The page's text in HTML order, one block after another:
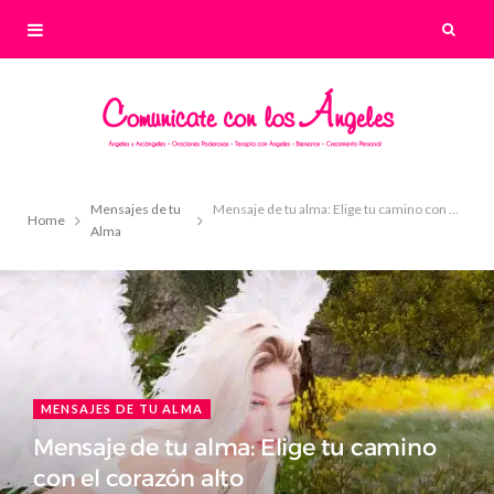
Home
Mensajes de tu
Alma
Mensaje de tu alma: Elige tu camino con el corazón alto
MENSAJES DE TU ALMA
Mensaje de tu alma: Elige tu camino
con el corazón alto